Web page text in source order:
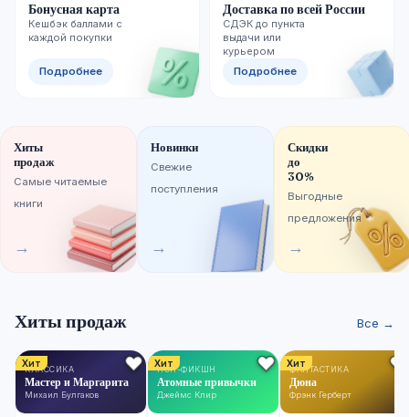
Бонусная карта
Кешбэк баллами с
каждой покупки
Подробнее
Доставка по всей России
СДЭК до пункта
выдачи или
курьером
Подробнее
Хиты
продаж
Самые читаемые
книги
→
Новинки
Свежие
поступления
→
Скидки
до
30%
Выгодные
предложения
→
Хиты продаж Все →
Хит
КЛАССИКА
Мастер и Маргарита
Михаил Булгаков
Хит
НОН-ФИКШН
Атомные привычки
Джеймс Клир
Хит
ФАНТАСТИКА
Дюна
Фрэнк Герберт